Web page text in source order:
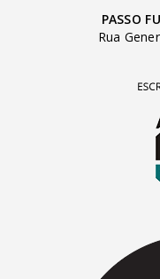
PASSO
Rua